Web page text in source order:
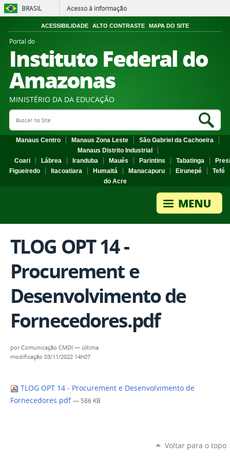
BRASIL Acesso à informação
ACESSIBILIDADE ALTO CONTRASTE MAPA DO SITE
Portal do
Instituto Federal do
Amazonas
MINISTÉRIO DA DA EDUCAÇÃO
Search Site
Manaus Centro Manaus Zona Leste
São Gabriel da Cachoeira
Manaus Distrito Industrial
Coari
Lábrea Iranduba Maués Parintins Tabatinga
Figueiredo
Itacoatiara Humaitá Manacapuru Eirunepé
Tefé
do Acre
TLOG OPT 14 -
Procurement e
Desenvolvimento de
Fornecedores.pdf
porComunicação CMDI — última
modificação 03/11/2022 14h07
TLOG OPT 14 - Procurement e Desenvolvimento de
Fornecedores.pdf — 586 KB
Voltar para o topo